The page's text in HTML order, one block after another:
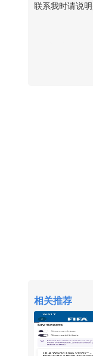
联系我时请说
相关推荐